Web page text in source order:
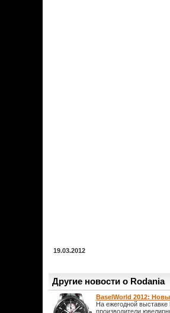
19.03.2012
Другие новости о Rodania
BaselWorld 2012:
На ежегодной
производители